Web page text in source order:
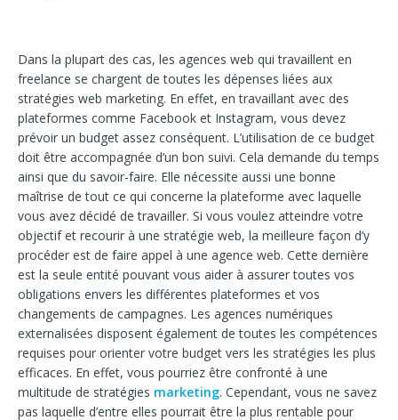
Dans la plupart des cas, les agences web qui travaillent en
freelance se chargent de toutes les dépenses liées aux
stratégies web marketing. En effet, en travaillant avec des
plateformes comme Facebook et Instagram, vous devez
prévoir un budget assez conséquent. L’utilisation de ce budget
doit être accompagnée d’un bon suivi. Cela demande du temps
ainsi que du savoir-faire. Elle nécessite aussi une bonne
maîtrise de tout ce qui concerne la plateforme avec laquelle
vous avez décidé de travailler. Si vous voulez atteindre votre
objectif et recourir à une stratégie web, la meilleure façon d’y
procéder est de faire appel à une agence web. Cette dernière
est la seule entité pouvant vous aider à assurer toutes vos
obligations envers les différentes plateformes et vos
changements de campagnes. Les agences numériques
externalisées disposent également de toutes les compétences
requises pour orienter votre budget vers les stratégies les plus
efficaces. En effet, vous pourriez être confronté à une
multitude de stratégies marketing. Cependant, vous ne savez
pas laquelle d’entre elles pourrait être la plus rentable pour